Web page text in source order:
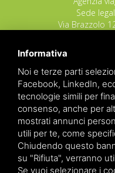
Sede
Via Brazzolo
POLIZZA
POLIZZA
REVO N.
Copyrights – 2026
Informativa
Noi e terze parti
Facebook, LinkedIn,
tecnologie simili per
consenso, anche per
mostrati annunci
utili per te, come
Chiudendo questo
su "Rifiuta", verranno
Se vuoi selezionare i